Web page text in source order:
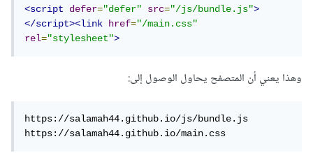
<script defer="defer" src="/js/bundle.js">
</script><link
href="/main.css"
rel="stylesheet">
وهذا يعني أن المتصفح يحاول الوصول إلى:
https://salamah44.github.io/js/bundle.js
https://salamah44.github.io/main.css